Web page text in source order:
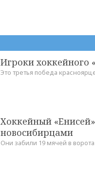
Игроки хоккейного
Это третья победа
Хоккейный
новосибирцами
Они забили 19 мячей в